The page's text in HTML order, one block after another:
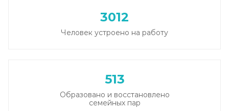
3012
Человек устроено на работу
513
Образовано и восстановлено
семейных пар